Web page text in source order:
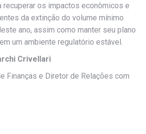
recuperar os impactos econômicos e
da extinção do volume mínimo
ano, assim como manter seu plano
um ambiente regulatório estável.
Crivellari
Finanças e Diretor de Relações com